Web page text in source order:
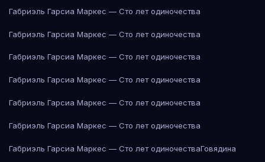
Габриэль Гарсиа Маркес — Сто лет одиночества
Габриэль Гарсиа Маркес — Сто лет одиночества
Габриэль Гарсиа Маркес — Сто лет одиночества
Габриэль Гарсиа Маркес — Сто лет одиночества
Габриэль Гарсиа Маркес — Сто лет одиночества
Габриэль Гарсиа Маркес — Сто лет одиночества
Габриэль Гарсиа Маркес — Сто лет одиночестваГовядина